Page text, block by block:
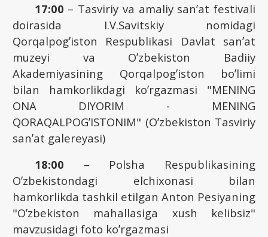
17:00 – Tasviriy va amaliy sanʼat festivali
doirasida I.V.Savitskiy nomidagi
Qorqalpogʼiston Respublikasi Davlat sanʼat
muzeyi va Oʼzbekiston Badiiy
Аkademiyasining Qorqalpogʼiston boʼlimi
bilan hamkorlikdagi koʼrgazmasi "MENING
ONА DIYORIM - MENING
QORАQАLPOGʼISTONIM" (Oʼzbekiston Tasviriy
sanʼat galereyasi)
18:00 – Polsha Respublikasining
Oʼzbekistondagi elchixonasi bilan
hamkorlikda tashkil etilgan Аnton Pesiyaning
"Oʼzbekiston mahallasiga xush kelibsiz"
mavzusidagi foto koʼrgazmasi